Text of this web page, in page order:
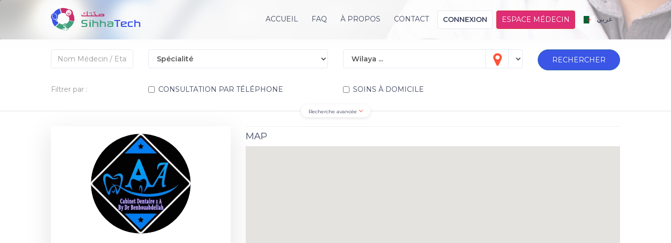
ACCUEIL FAQ À PROPOS CONTACT CONNEXION ESPACE MÉDECIN عربي
RECHERCHER
Filtrer par : CONSULTATION PAR TÉLÉPHONE SOINS À DOMICILE
Recherche avancée
MAP